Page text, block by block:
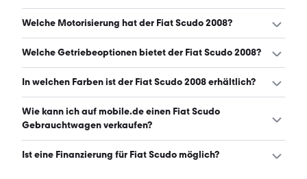
Es gibt insgesamt 22 Fiat Scudo bei mobile.de, davon 22
Welche Motorisierung hat der Fiat Scudo 2008?
Der Fiat Scudo 2008 hat Leistungen zwischen 90 und 136
Welche Getriebeoptionen bietet der Fiat Scudo 2008?
Der Fiat Scudo 2008 ist mit manuellem Getriebe
In welchen Farben ist der Fiat Scudo 2008 erhältlich?
Den Fiat Scudo 2008 gibt es in folgenden Farben: weiß,
silber, grau, schwarz, blau und gold. Die häufigste Farbe
Wie kann ich auf mobile.de einen Fiat Scudo
Gebrauchtwagen verkaufen?
Alle Informationen zum Verkauf an mobile.de-
Ist eine Finanzierung für Fiat Scudo möglich?